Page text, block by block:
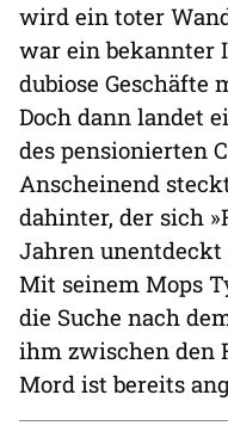
wird ein toter
war ein bekannter
dubiose Geschäfte
Doch dann landet
des pensionierten
Anscheinend
dahinter, der sich
Jahren unentdeckt
Mit seinem Mops
die Suche nach
ihm zwischen den
Mord ist bereits